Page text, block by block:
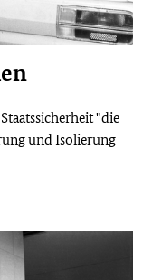
"die
und Isolierung